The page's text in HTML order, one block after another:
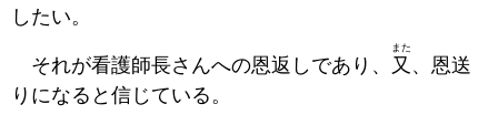
したい。
それが看護師長さんへの恩返しであり、 又
また
、恩送
りになると信じている。